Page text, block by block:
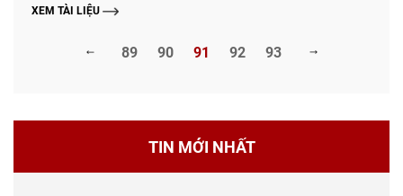
XEM TÀI LIỆU
89 90 91 92 93
TIN MỚI NHẤT